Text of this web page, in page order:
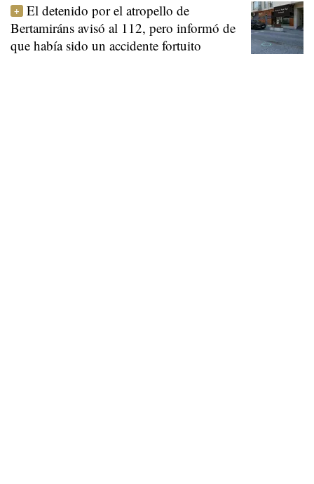
El detenido por el atropello de
Bertamiráns avisó al 112, pero informó de
que había sido un accidente fortuito